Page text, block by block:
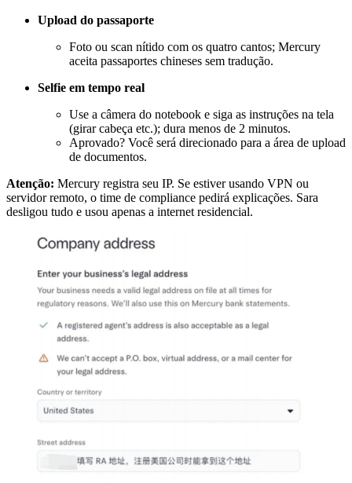
Upload do passaporte
Foto ou scan nítido com os quatro cantos; Mercury
aceita passaportes chineses sem tradução.
Selfie em tempo real
Use a câmera do notebook e siga as instruções na tela
(girar cabeça etc.); dura menos de 2 minutos.
Aprovado? Você será direcionado para a área de upload
de documentos.
Atenção: Mercury registra seu IP. Se estiver usando VPN ou
servidor remoto, o time de compliance pedirá explicações. Sara
desligou tudo e usou apenas a internet residencial.